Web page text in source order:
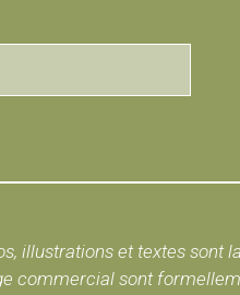
illustrations et textes sont
commercial sont